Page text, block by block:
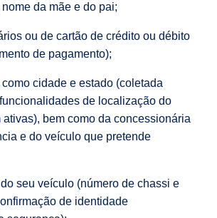
da mãe e do pai;
ou de cartão de crédito ou débito
de pagamento);
cidade e estado (coletada
de localização do
ativas), bem como da concessionária
e do veículo que pretende
seu veículo (número de chassi e
de identidade